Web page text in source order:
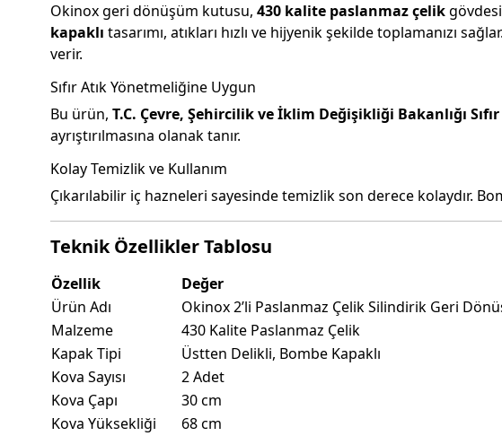
Okinox geri dönüşüm kutusu, 430 kalite paslanmaz çelik
kapaklı tasarımı, atıkları hızlı ve hijyenik şekilde toplamanızı
verir.
Sıfır Atık Yönetmeliğine Uygun
Bu ürün, T.C. Çevre, Şehircilik ve İklim Değişikliği Bakanlığı
ayrıştırılmasına olanak tanır.
Kolay Temizlik ve Kullanım
Çıkarılabilir iç hazneleri sayesinde temizlik son derece kolaydır.
Teknik Özellikler Tablosu
Özellik
Değer
Ürün Adı
Okinox 2’li Paslanmaz Çelik Silindirik Geri
Malzeme
430 Kalite Paslanmaz Çelik
Kapak Tipi
Üstten Delikli, Bombe Kapaklı
Kova Sayısı
2 Adet
Kova Çapı
30 cm
Kova Yüksekliği
68 cm